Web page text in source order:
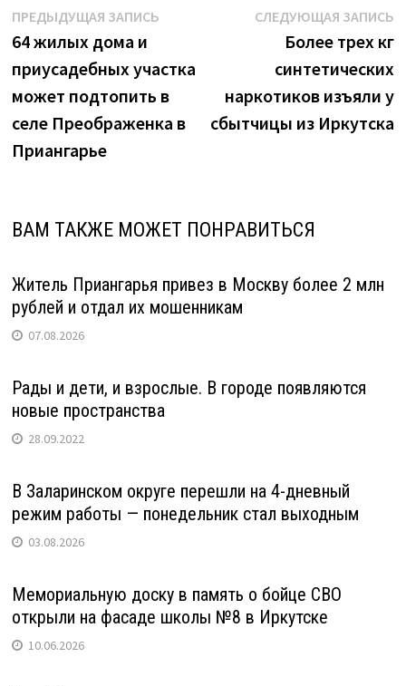
345
тысяч
рублей"
Навигация
по
записям
ПРЕДЫДУЩАЯ ЗАПИСЬПредыдущая
64 жилых дома и
приусадебных участка
может подтопить в
селе Преображенка в
Приангарье
СЛЕДУЮЩАЯ ЗАПИСЬ
Более трех кг
синтетических
наркотиков изъяли у
сбытчицы из Иркутска
ВАМ ТАКЖЕ МОЖЕТ ПОНРАВИТЬСЯ
Житель Приангарья привез в Москву более 2 млн
рублей и отдал их мошенникам
07.08.2026
Рады и дети, и взрослые. В городе появляются
новые пространства
28.09.2022
В Заларинском округе перешли на 4-дневный
режим работы — понедельник стал выходным
03.08.2026
Мемориальную доску в память о бойце СВО
открыли на фасаде школы №8 в Иркутске
10.06.2026